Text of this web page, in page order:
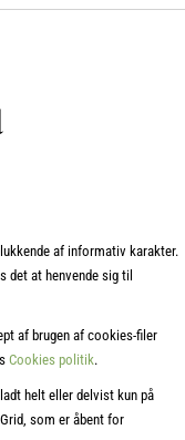
af informativ karakter.
det at henvende sig til
af brugen af cookies-filer
Cookies politik.
helt eller delvist kun på
som er åbent for